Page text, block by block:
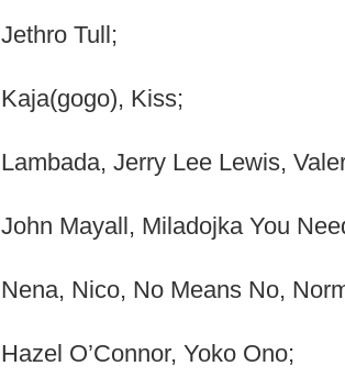
Jethro Tull;
Kaja(gogo), Kiss;
Lambada, Jerry Lee Lewis,
John Mayall, Miladojka You
Nena, Nico, No Means No,
Hazel O’Connor, Yoko Ono;